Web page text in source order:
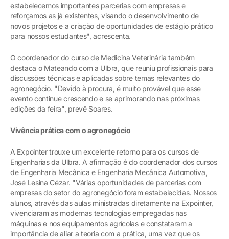
estabelecemos importantes parcerias com empresas e
reforçamos as já existentes, visando o desenvolvimento de
novos projetos e a criação de oportunidades de estágio prático
para nossos estudantes", acrescenta.
O coordenador do curso de Medicina Veterinária também
destaca o Mateando com a Ulbra, que reuniu profissionais para
discussões técnicas e aplicadas sobre temas relevantes do
agronegócio. "Devido à procura, é muito provável que esse
evento continue crescendo e se aprimorando nas próximas
edições da feira", prevê Soares.
Vivência prática com o agronegócio
A Expointer trouxe um excelente retorno para os cursos de
Engenharias da Ulbra. A afirmação é do coordenador dos cursos
de Engenharia Mecânica e Engenharia Mecânica Automotiva,
José Lesina Cézar. "Várias oportunidades de parcerias com
empresas do setor do agronegócio foram estabelecidas. Nossos
alunos, através das aulas ministradas diretamente na Expointer,
vivenciaram as modernas tecnologias empregadas nas
máquinas e nos equipamentos agrícolas e constataram a
importância de aliar a teoria com a prática, uma vez que os